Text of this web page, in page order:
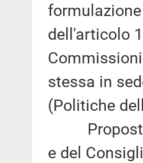
dell'articolo
stessa in
(Politiche
Proposta
e del